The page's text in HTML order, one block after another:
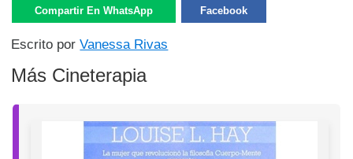
Compartir En WhatsApp Facebook
Escrito porVanessa Rivas
Más Cineterapia